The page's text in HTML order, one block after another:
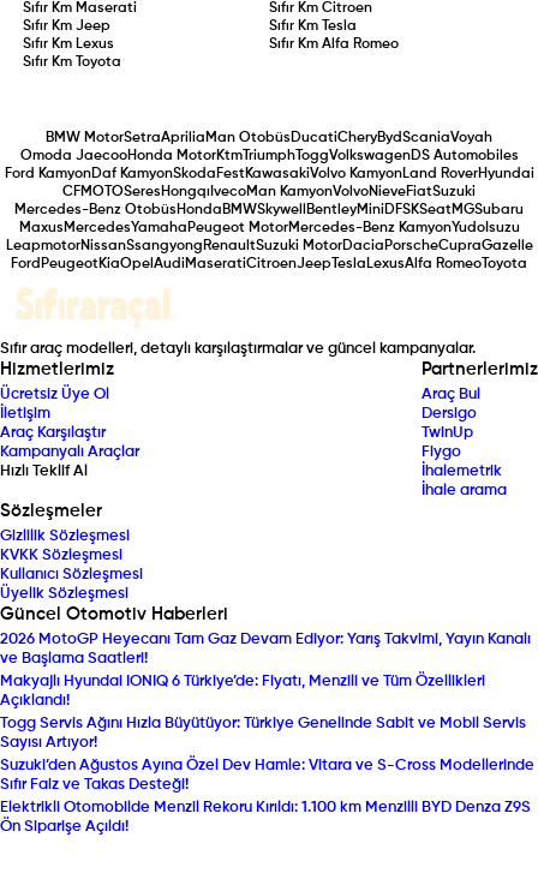
Sıfır Km Maserati Sıfır Km Citroen
Sıfır KmJeep Sıfır Km
Tesla
Sıfır Km Lexus Sıfır Km Alfa Romeo
Sıfır Km
Toyota
BMW MotorSetraAprilia Man Otobüs DucatiCheryBydScaniaVoyah
Omoda JaecooHonda MotorKtmTriumphToggVolkswagenDS Automobiles
Ford KamyonDaf KamyonSkoda FestKawasakiVolvo KamyonLand RoverHyundai
CFMOTOSeres Hongqı IvecoMan KamyonVolvoNieveFiatSuzuki
Mercedes-Benz Otobüs Honda BMWSkywell BentleyMini DFSKSeatMGSubaru
Maxus MercedesYamaha Peugeot MotorMercedes-Benz KamyonYudoIsuzu
LeapmotorNissanSsangyong RenaultSuzuki MotorDacia PorscheCupraGazelle
Ford PeugeotKiaOpel Audi MaseratiCitroenJeep Tesla LexusAlfa Romeo Toyota
Sıfır araç modelleri, detaylı karşılaştırmalar ve güncel kampanyalar.
Hizmetlerimiz
Ücretsiz Üye Ol
İletişim
Araç Karşılaştır
Kampanyalı Araçlar
Hızlı Teklif Al
Partnerlerimiz
Araç Bul
Dersigo
TwinUp
Fiygo
İhalemetrik
İhale arama
Sözleşmeler
Gizlilik Sözleşmesi
KVKK Sözleşmesi
Kullanıcı Sözleşmesi
Üyelik Sözleşmesi
Güncel Otomotiv Haberleri
2026 MotoGP Heyecanı Tam Gaz Devam Ediyor: Yarış Takvimi, Yayın Kanalı
ve Başlama Saatleri!
Makyajlı Hyundai IONIQ 6 Türkiye’de: Fiyatı, Menzili ve Tüm Özellikleri
Açıklandı!
Togg Servis Ağını Hızla Büyütüyor: Türkiye Genelinde Sabit ve Mobil Servis
Sayısı Artıyor!
Suzuki’den Ağustos Ayına Özel Dev Hamle: Vitara ve S-Cross Modellerinde
Sıfır Faiz ve Takas Desteği!
Elektrikli Otomobilde Menzil Rekoru Kırıldı: 1.100 km Menzilli BYD Denza Z9S
Ön Siparişe Açıldı!